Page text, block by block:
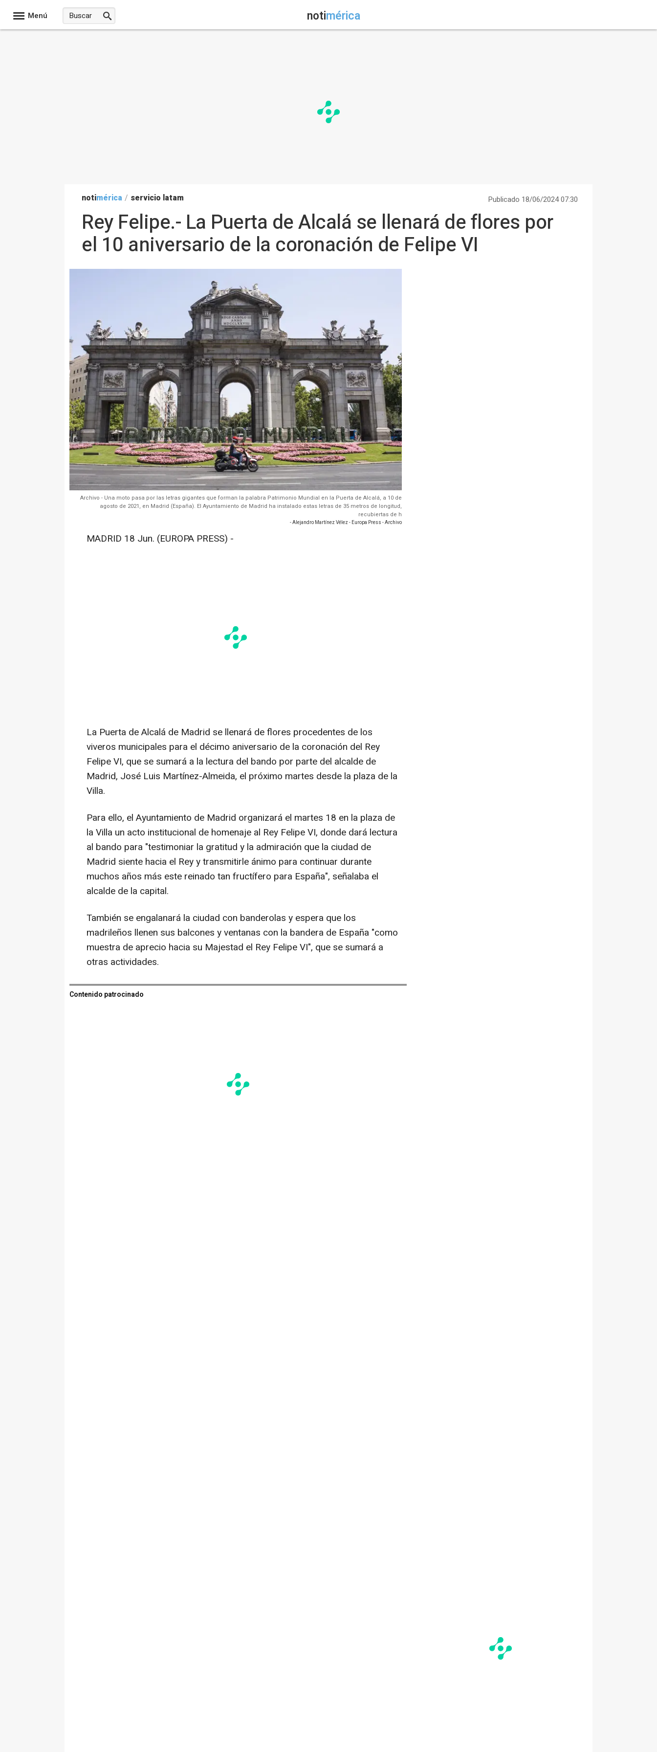
Menú notimérica
notimérica / servicio latam Publicado 18/06/2024 07:30
Rey Felipe.- La Puerta de Alcalá se llenará de flores por
el 10 aniversario de la coronación de Felipe VI
Archivo - Una moto pasa por las letras gigantes que forman la palabra Patrimonio Mundial en la Puerta de Alcalá, a 10 de
agosto de 2021, en Madrid (España). El Ayuntamiento de Madrid ha instalado estas letras de 35 metros de longitud,
recubiertas de h
- Alejandro Martínez Vélez - Europa Press - Archivo
MADRID 18 Jun. (EUROPA PRESS) -
La Puerta de Alcalá de Madrid se llenará de flores procedentes de los
viveros municipales para el décimo aniversario de la coronación del Rey
Felipe VI, que se sumará a la lectura del bando por parte del alcalde de
Madrid, José Luis Martínez-Almeida, el próximo martes desde la plaza de la
Villa.
Para ello, el Ayuntamiento de Madrid organizará el martes 18 en la plaza de
la Villa un acto institucional de homenaje al Rey Felipe VI, donde dará lectura
al bando para "testimoniar la gratitud y la admiración que la ciudad de
Madrid siente hacia el Rey y transmitirle ánimo para continuar durante
muchos años más este reinado tan fructífero para España", señalaba el
alcalde de la capital.
También se engalanará la ciudad con banderolas y espera que los
madrileños llenen sus balcones y ventanas con la bandera de España "como
muestra de aprecio hacia su Majestad el Rey Felipe VI", que se sumará a
otras actividades.
Contenido patrocinado